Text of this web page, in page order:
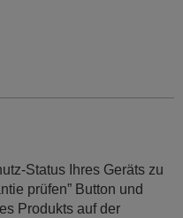
Status Ihres Geräts zu
prüfen” Button und
Produkts auf der